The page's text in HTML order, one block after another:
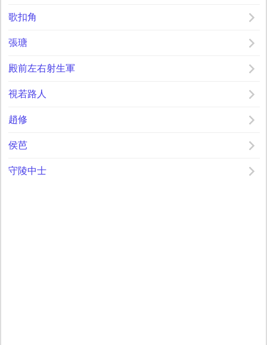
歌扣角
張瑭
殿前左右射生軍
視若路人
趙修
侯芭
守陵中士